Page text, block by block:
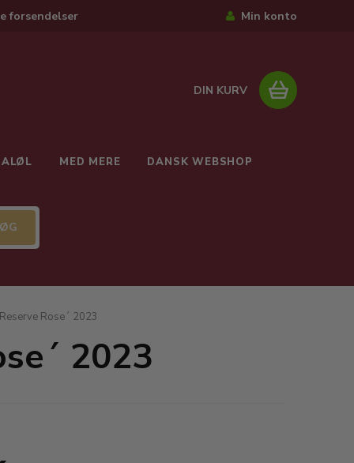
forsendelser Min konto
DIN KURV
MED MERE DANSK WEBSHOP
Rose´ 2023
2023